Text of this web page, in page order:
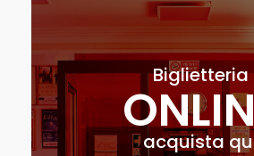
Biglietteria
acquista